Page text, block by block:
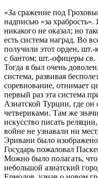
«За сражение под
надписью «за
никакого не оказал; но
есть система наград. Во
получили этот орден,
с бантом; шт.-офицеры св.
Тогда я был очень
система, развивая
соревнование, отнимает
первый раз эта система
Азиатской Турции, где он
четвериками. Там же
искусство писать
войне не узнавали ни
Эривани было
Государь пожаловал
Можно было полагать, что
небольшой азиатский